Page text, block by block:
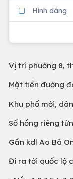
Hình dáng
Vị trí phường 8,
Mặt tiền đường
Khu phố mới,
Sổ hồng riêng
Gần kdl Ao Bà
Đi ra tới quốc lộ